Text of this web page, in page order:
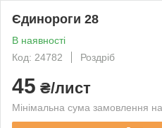
Єдинороги 28
В наявності
Код: 24782
Роздріб
45 ₴/лист
Мінімальна сума замовлення